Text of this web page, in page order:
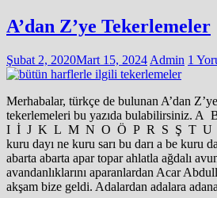
A’dan Z’ye Tekerlemeler
Şubat 2, 2020Mart 15, 2024 Admin 1
Merhabalar, türkçe de bulunan A’dan
tekerlemeleri bu yazıda
I İ J K L M N O Ö P R S Ş T U
kuru dayı ne kuru sarı bu darı a be kuru
abarta abarta apar topar ahlatla ağdalı
avandanlıklarını aparanlardan Acar
akşam bize geldi. Adalardan adalara